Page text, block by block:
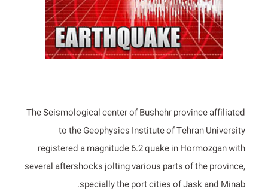
The Seismological center of Bushehr province affiliated
to the Geophysics Institute of Tehran University
registered a magnitude 6.2 quake in Hormozgan with
several aftershocks jolting various parts of the province,
specially the port cities of Jask and Minab.